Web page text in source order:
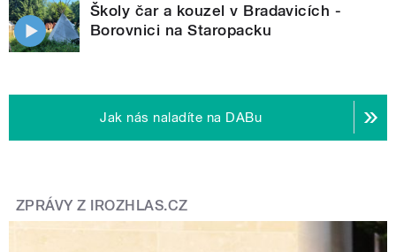
Školy čar a kouzel v Bradavicích -
Borovnici na Staropacku
Jak nás naladíte na DABu
ZPRÁVY Z IROZHLAS.CZ